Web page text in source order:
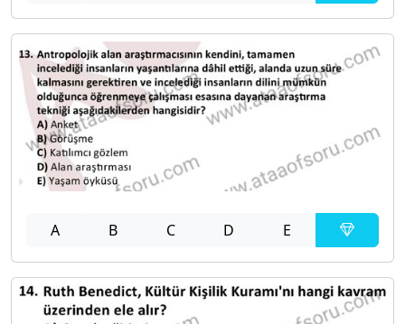
A B C D E